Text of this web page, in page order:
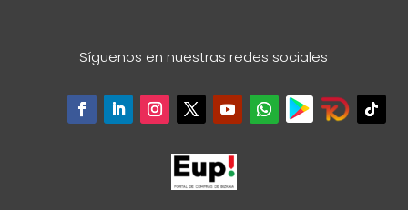
Síguenos en nuestras redes sociales